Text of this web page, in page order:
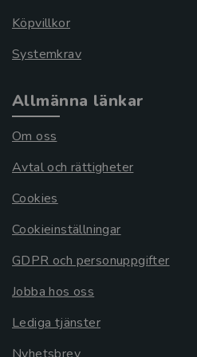
Köpvillkor
Systemkrav
Allmänna länkar
Om oss
Avtal och rättigheter
Cookies
Cookieinställningar
GDPR och personuppgifter
Jobba hos oss
Lediga tjänster